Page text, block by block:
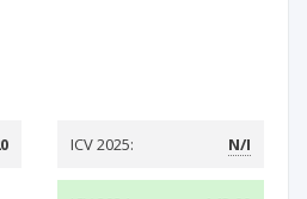
ICV 2025: N/I